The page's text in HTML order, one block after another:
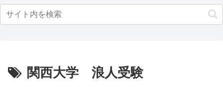
関西大学 浪人受験